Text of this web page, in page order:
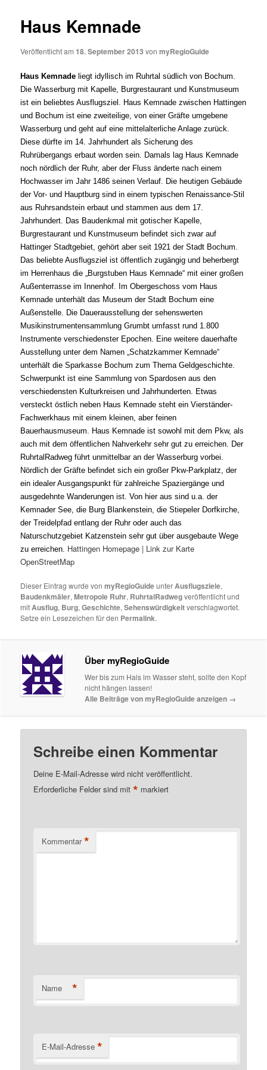
Haus Kemnade
Veröffentlicht am 18. September 2013 vonmyRegioGuide
Haus Kemnade liegt idyllisch im Ruhrtal südlich von Bochum.
Die Wasserburg mit Kapelle, Burgrestaurant und Kunstmuseum
ist ein beliebtes Ausflugsziel. Haus Kemnade zwischen Hattingen
und Bochum ist eine zweiteilige, von einer Gräfte umgebene
Wasserburg und geht auf eine mittelalterliche Anlage zurück.
Diese dürfte im 14. Jahrhundert als Sicherung des
Ruhrübergangs erbaut worden sein. Damals lag Haus Kemnade
noch nördlich der Ruhr, aber der Fluss änderte nach einem
Hochwasser im Jahr 1486 seinen Verlauf. Die heutigen Gebäude
der Vor- und Hauptburg sind in einem typischen Renaissance-Stil
aus Ruhrsandstein erbaut und stammen aus dem 17.
Jahrhundert. Das Baudenkmal mit gotischer Kapelle,
Burgrestaurant und Kunstmuseum befindet sich zwar auf
Hattinger Stadtgebiet, gehört aber seit 1921 der Stadt Bochum.
Das beliebte Ausflugsziel ist öffentlich zugängig und beherbergt
im Herrenhaus die „Burgstuben Haus Kemnade“ mit einer großen
Außenterrasse im Innenhof. Im Obergeschoss vom Haus
Kemnade unterhält das Museum der Stadt Bochum eine
Außenstelle. Die Dauerausstellung der sehenswerten
Musikinstrumentensammlung Grumbt umfasst rund 1.800
Instrumente verschiedenster Epochen. Eine weitere dauerhafte
Ausstellung unter dem Namen „Schatzkammer Kemnade“
unterhält die Sparkasse Bochum zum Thema Geldgeschichte.
Schwerpunkt ist eine Sammlung von Spardosen aus den
verschiedensten Kulturkreisen und Jahrhunderten. Etwas
versteckt östlich neben Haus Kemnade steht ein Vierständer-
Fachwerkhaus mit einem kleinen, aber feinen
Bauerhausmuseum. Haus Kemnade ist sowohl mit dem Pkw, als
auch mit dem öffentlichen Nahverkehr sehr gut zu erreichen. Der
RuhrtalRadweg führt unmittelbar an der Wasserburg vorbei.
Nördlich der Gräfte befindet sich ein großer Pkw-Parkplatz, der
ein idealer Ausgangspunkt für zahlreiche Spaziergänge und
ausgedehnte Wanderungen ist. Von hier aus sind u.a. der
Kemnader See, die Burg Blankenstein, die Stiepeler Dorfkirche,
der Treidelpfad entlang der Ruhr oder auch das
Naturschutzgebiet Katzenstein sehr gut über ausgebaute Wege
zu erreichen. Hattingen Homepage | Link zur Karte
OpenStreetMap
Dieser Eintrag wurde vonmyRegioGuideunterAusflugsziele,
Baudenkmäler,Metropole Ruhr, RuhrtalRadwegveröffentlicht und
mitAusflug, Burg,Geschichte,Sehenswürdigkeitverschlagwortet.
Setze ein Lesezeichen für den Permalink.
Über myRegioGuide
Wer bis zum Hals im Wasser steht, sollte den Kopf
nicht hängen lassen!
Alle Beiträge von myRegioGuide anzeigen →
Schreibe einen Kommentar
Deine E-Mail-Adresse wird nicht veröffentlicht.
Erforderliche Felder sind mit* markiert
Kommentar *
Name *
E-Mail-Adresse *